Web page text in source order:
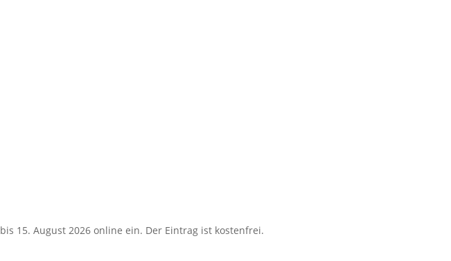
bis 15. August 2026 online ein. Der Eintrag ist kostenfrei.